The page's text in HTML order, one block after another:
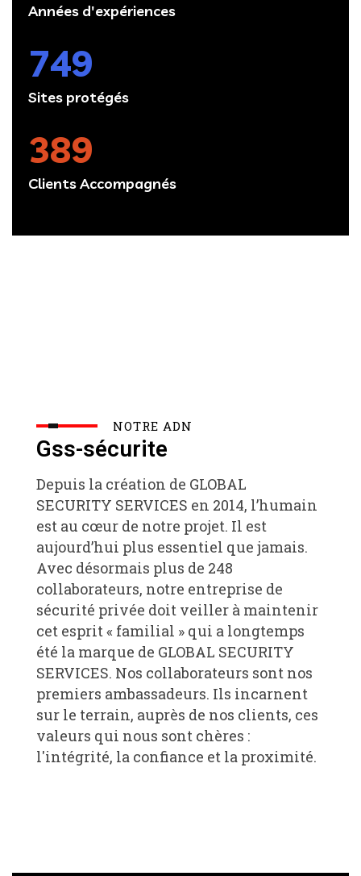
Années d'expériences
749
Sites protégés
389
Clients Accompagnés
NOTRE ADN
Gss-sécurite
Depuis la création de GLOBAL
SECURITY SERVICES en 2014, l’humain
est au cœur de notre projet. Il est
aujourd’hui plus essentiel que jamais.
Avec désormais plus de 248
collaborateurs, notre entreprise de
sécurité privée doit veiller à maintenir
cet esprit « familial » qui a longtemps
été la marque de GLOBAL SECURITY
SERVICES. Nos collaborateurs sont nos
premiers ambassadeurs. Ils incarnent
sur le terrain, auprès de nos clients, ces
valeurs qui nous sont chères :
l'intégrité, la confiance et la proximité.